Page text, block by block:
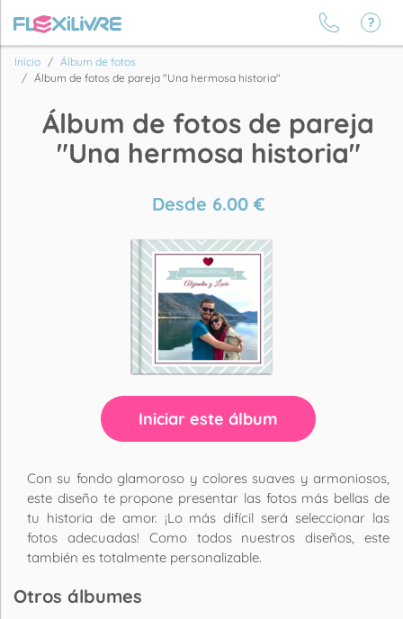
Inicio
Álbum de fotos
Álbum de fotos de pareja "Una hermosa historia"
Álbum de fotos de pareja
"Una hermosa historia"
Desde 6.00€
Iniciar este álbum
Con su fondo glamoroso y colores suaves y armoniosos,
este diseño te propone presentar las fotos más bellas de
tu historia de amor. ¡Lo más difícil será seleccionar las
fotos adecuadas! Como todos nuestros diseños, este
también es totalmente personalizable.
Otros álbumes